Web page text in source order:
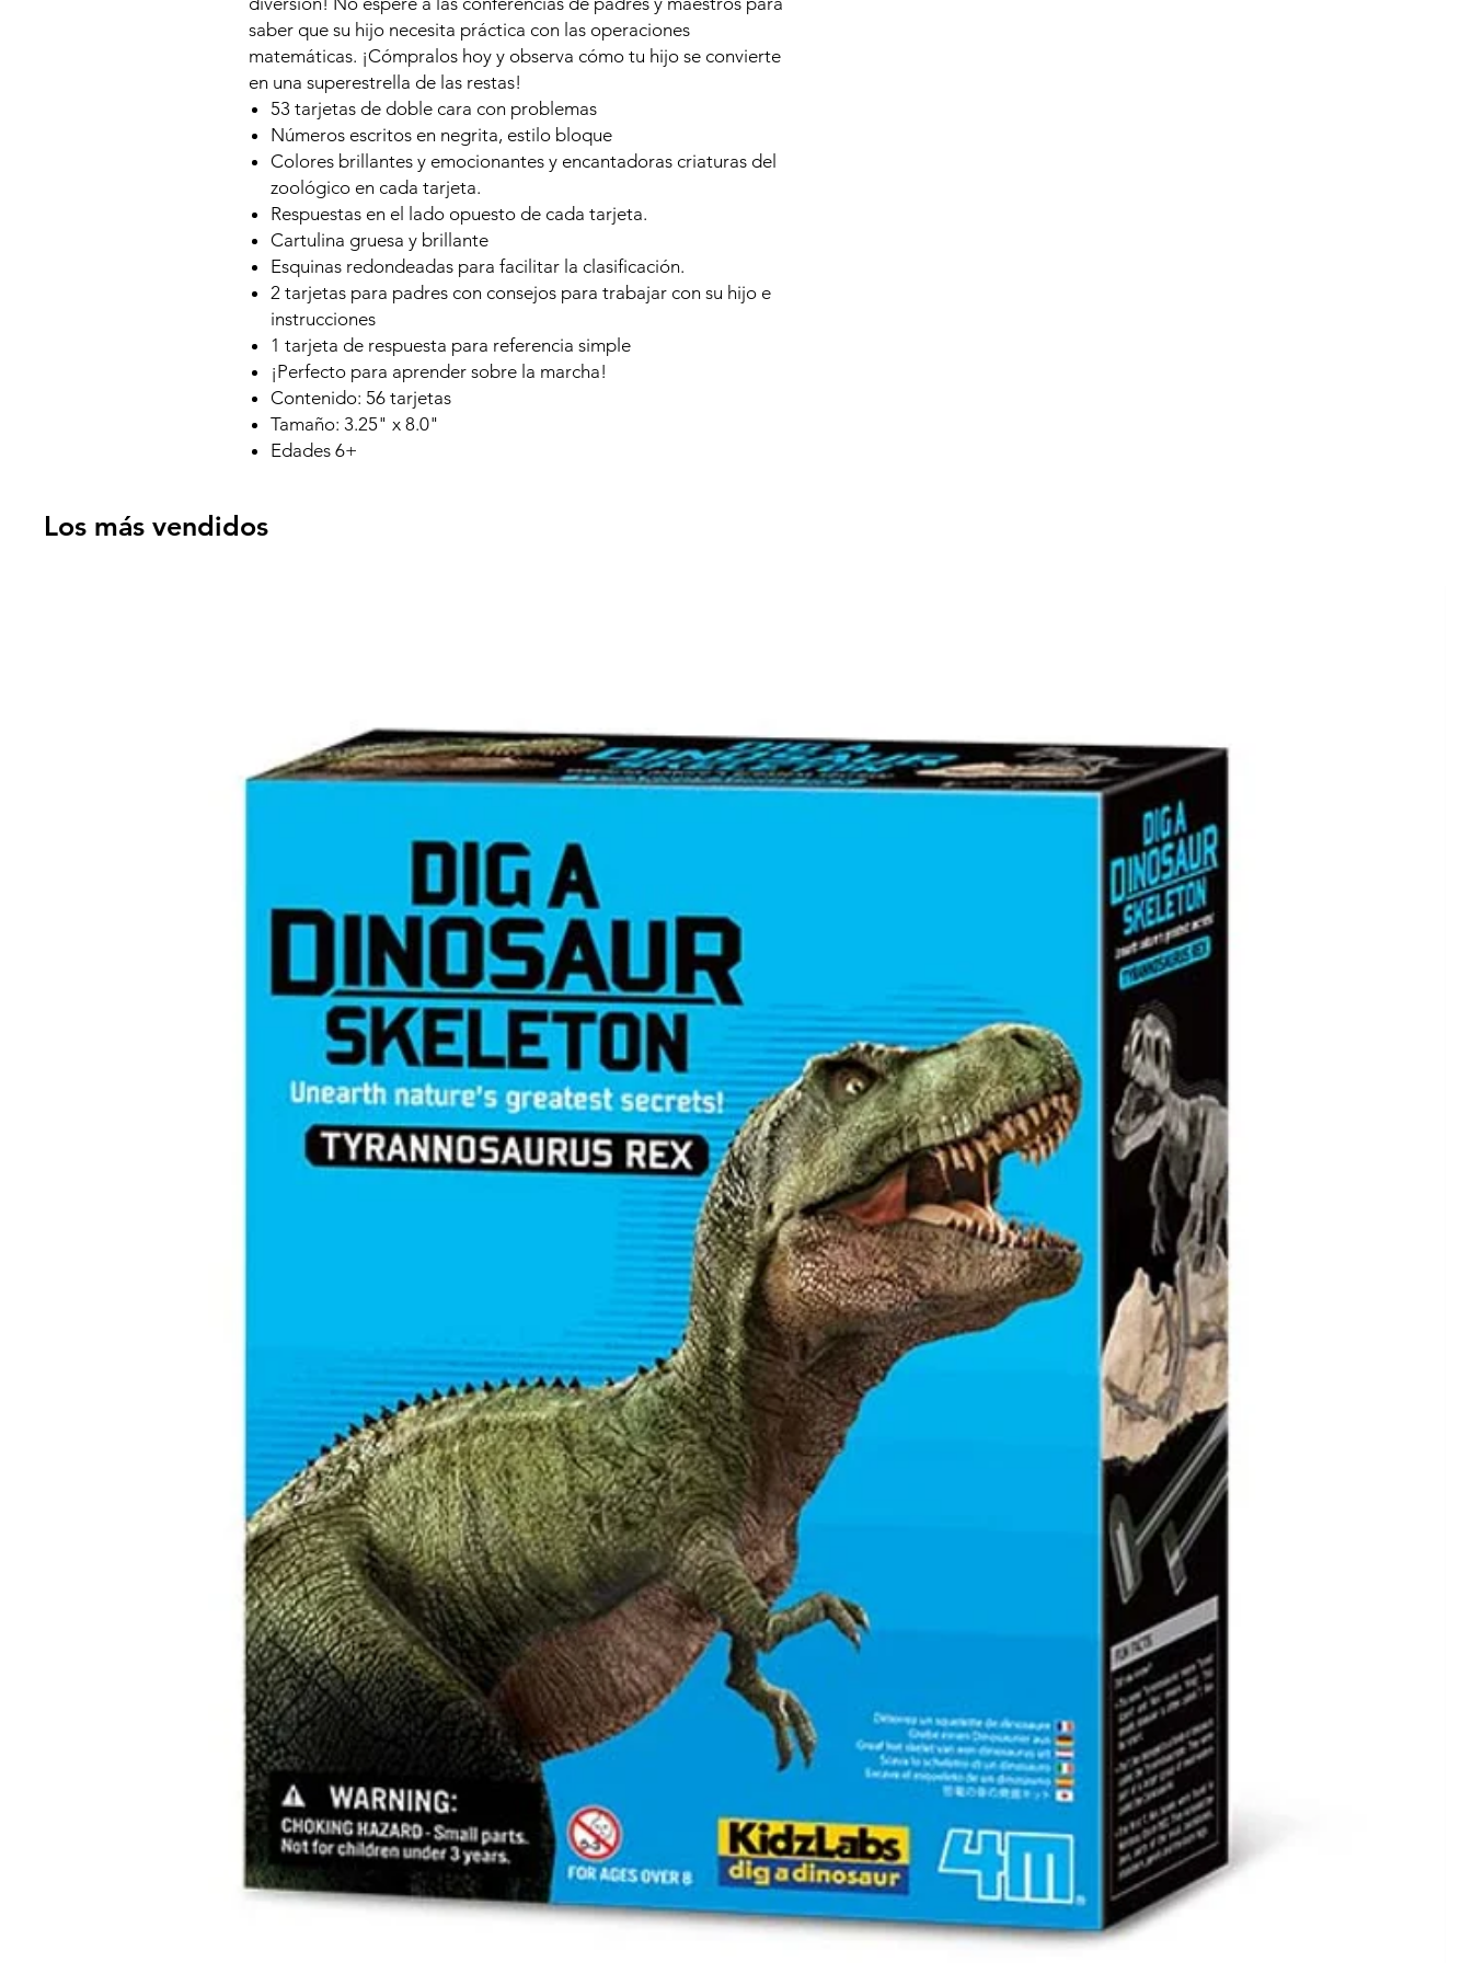
saber que su hijo necesita práctica con las operaciones
matemáticas. ¡Cómpralos hoy y observa cómo tu hijo se convierte
en una superestrella de las restas!
53 tarjetas de doble cara con problemas
Números escritos en negrita, estilo bloque
Colores brillantes y emocionantes y encantadoras criaturas del
zoológico en cada tarjeta.
Respuestas en el lado opuesto de cada tarjeta.
Cartulina gruesa y brillante
Esquinas redondeadas para facilitar la clasificación.
2 tarjetas para padres con consejos para trabajar con su hijo e
instrucciones
1 tarjeta de respuesta para referencia simple
¡Perfecto para aprender sobre la marcha!
Contenido: 56 tarjetas
Tamaño: 3.25" x 8.0"
Edades 6+
Los más vendidos